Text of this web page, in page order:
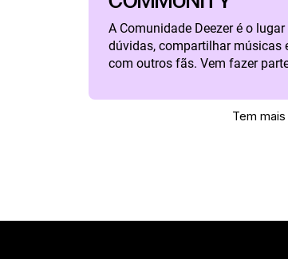
A Comunidade Deezer é o
dúvidas, compartilhar músicas
com outros fãs. Vem fazer
Tem